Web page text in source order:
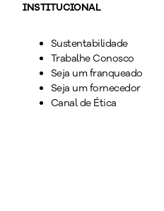
INSTITUCIONAL
Sustentabilidade
Trabalhe Conosco
Seja um franqueado
Seja um fornecedor
Canal de Ética